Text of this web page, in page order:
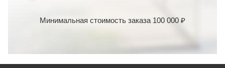
Минимальная стоимость заказа 100 000 ₽